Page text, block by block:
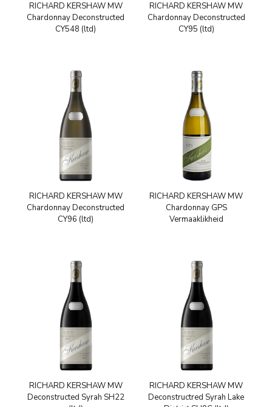
RICHARD KERSHAW MW
Chardonnay Deconstructed
CY548 (ltd)
RICHARD KERSHAW MW
Chardonnay Deconstructed
CY95 (ltd)
RICHARD KERSHAW MW
Chardonnay Deconstructed
CY96 (ltd)
RICHARD KERSHAW MW
Chardonnay GPS
Vermaaklikheid
RICHARD KERSHAW MW
Deconstructed Syrah SH22
RICHARD KERSHAW MW
Deconstructred Syrah Lake